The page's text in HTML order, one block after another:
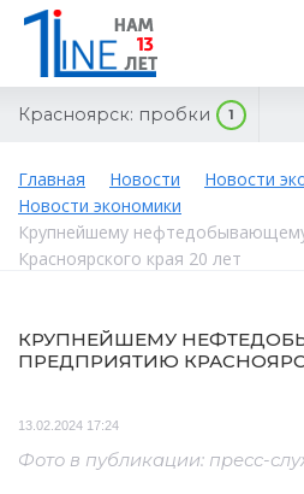
Красноярск: пробки 1
Главная Новости
Новости
Новости экономики
Крупнейшему
Красноярского края 20 лет
КРУПНЕЙШЕМУ
ПРЕДПРИЯТИЮ
13.02.2024 17:24
Фото в публикации: пресс-